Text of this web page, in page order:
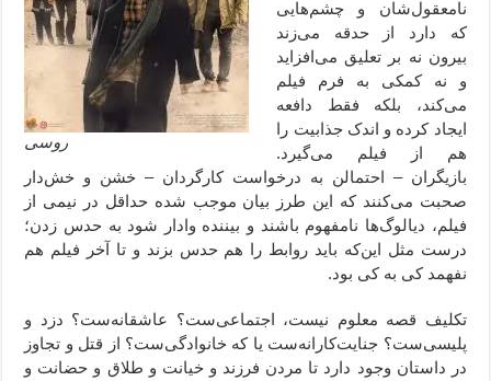
روسی
نامعقول‌شان و چشم‌هایی
که دارد از حدقه می‌زند
بیرون نه بر تعلیق می‌افزاید
و نه کمکی به فرم فیلم
می‌کند، بلکه فقط دافعه
ایجاد کرده و اندک جذابیت را
هم از فیلم می‌گیرد.
بازیگران – احتمالن به درخواست کارگردان – خشن و خش‌دار
صحبت می‌کنند که این طرز بیان موجب شده حداقل در نیمی از
فیلم، دیالوگ‌ها نامفهوم باشند و بیننده وادار شود به حدس زدن؛
درست مثل این‌که باید روابط را هم حدس بزند و تا آخر فیلم هم
نفهمد کی به کی بود.
تکلیف قصه معلوم نیست، اجتماعی‌ست؟ عاشقانه‌ست؟ دزد و
پلیسی‌ست؟ جنایت‌کارانه‌ست یا که خانوادگی‌ست؟ از قتل و تجاوز
در داستان وجود دارد تا مردن فرزند و خیانت و طلاق و حضانت و